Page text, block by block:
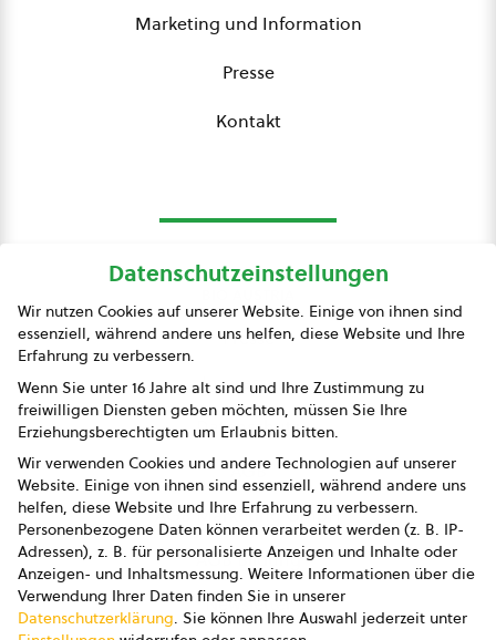
Marketing und Information
Presse
Kontakt
Presse
Impressum
Datenschutz
AGB
AGB Marketing GmbH
AGB Bildung
Newsletter
Datenschutzeinstellungen
Wir nutzen Cookies auf unserer Website. Einige von ihnen sind
essenziell, während andere uns helfen, diese Website und Ihre
Erfahrung zu verbessern.
Wenn Sie unter 16 Jahre alt sind und Ihre Zustimmung zu
freiwilligen Diensten geben möchten, müssen Sie Ihre
Erziehungsberechtigten um Erlaubnis bitten.
Wir verwenden Cookies und andere Technologien auf unserer
Website. Einige von ihnen sind essenziell, während andere uns
helfen, diese Website und Ihre Erfahrung zu verbessern.
Personenbezogene Daten können verarbeitet werden (z. B. IP-
Adressen), z. B. für personalisierte Anzeigen und Inhalte oder
Anzeigen- und Inhaltsmessung. Weitere Informationen über die
Verwendung Ihrer Daten finden Sie in unserer
Datenschutzerklärung. Sie können Ihre Auswahl jederzeit unter